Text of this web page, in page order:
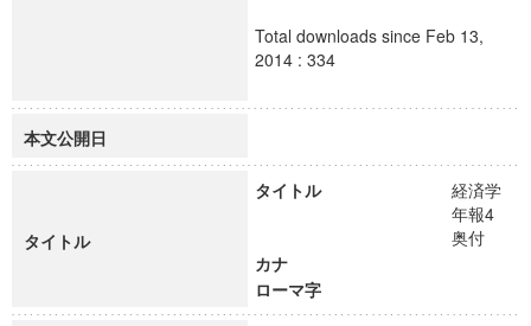
Total downloads since Feb 13,
2014 : 334
本文公開日
タイトル
タイトル
経済学
年報4
奥付
カナ
ローマ字